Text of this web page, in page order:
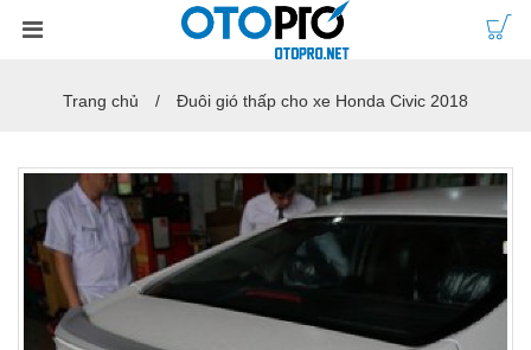
Trang chủ Đuôi gió thấp cho xe Honda Civic 2018